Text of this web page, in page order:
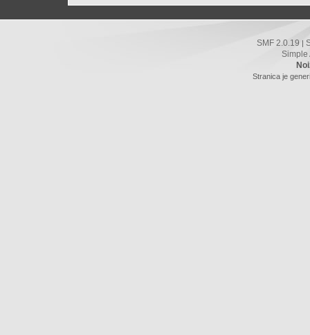
SMF 2.0.19
Simple
Stranica je